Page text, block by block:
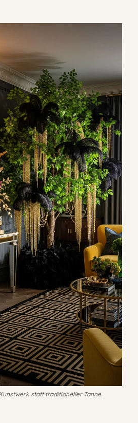
statt traditioneller Tanne.